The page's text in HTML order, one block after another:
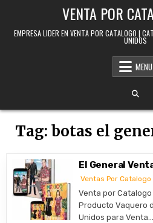
VENTA POR
EMPRESA LIDER EN VENTA POR CATALOGO |
UNIDOS
MENU
Tag: botas el
El General
Ventas Por Catalogo
Venta por Catalogo
Producto Vaquero
Unidos para Venta…